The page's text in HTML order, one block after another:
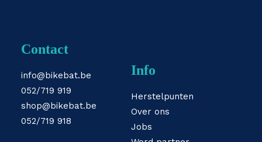
Contact
info@bikebat.be
052/719 919
shop@bikebat.be
052/719 918
Info
Herstelpunten
Over ons
Jobs